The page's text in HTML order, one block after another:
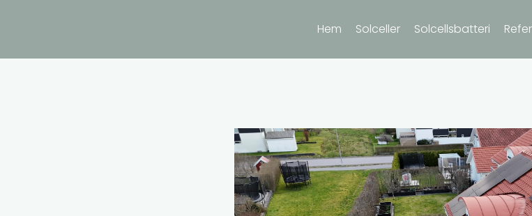
Hem Solceller Solcellsbatteri